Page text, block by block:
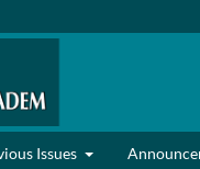
Issues